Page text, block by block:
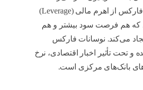
معامله‌گران در فارکس از اهرم مالی (Leverage)
که هم فرصت سود بیشتر و هم
می‌کند. نوسانات فارکس
و تحت تأثیر اخبار اقتصادی، نرخ
بانک‌های مرکزی است.